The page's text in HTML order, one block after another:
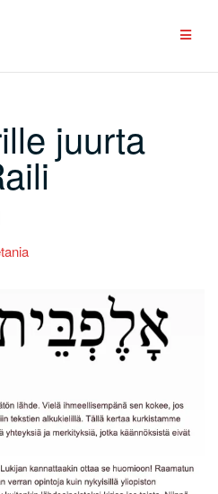
juurta